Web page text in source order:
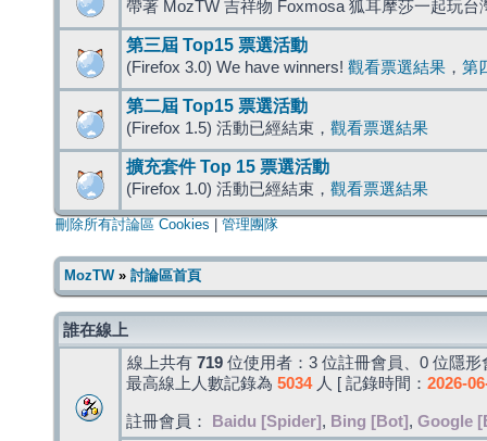
帶著 MozTW 吉祥物 Foxmosa 狐耳摩莎一起玩台
第三屆 Top15 票選活動
(Firefox 3.0) We have winners! 觀看票選結果 ， 第
第二屆 Top15 票選活動
(Firefox 1.5) 活動已經結束， 觀看票選結果
擴充套件 Top 15 票選活動
(Firefox 1.0) 活動已經結束， 觀看票選結果
刪除所有討論區 Cookies 管理團隊
MozTW» 討論區首頁
誰在線上
線上共有 719 位使用者：3 位註冊會員、0 位隱
最高線上人數記錄為 5034人 [ 記錄時間： 2026-
註冊會員： Baidu [Spider] , Bing [Bot] , Google